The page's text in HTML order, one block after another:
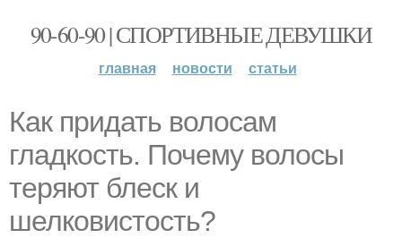
90-60-90 | СПОРТИВНЫЕ ДЕВУШКИ
главная новости статьи
Как придать волосам
гладкость. Почему волосы
теряют блеск и
шелковистость?